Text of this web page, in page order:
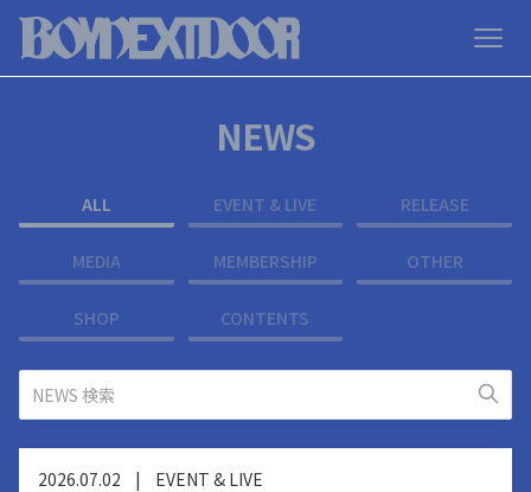
NEWS
ALL EVENT & LIVE RELEASE
MEDIA MEMBERSHIP OTHER
SHOP CONTENTS
2026.07.02 |
EVENT & LIVE